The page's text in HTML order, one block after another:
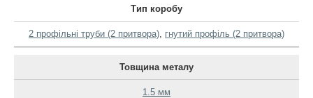
Тип коробу
2 профільні труби (2 притвора) гнутий профіль (2 притвора)
Товщина металу
1.5 мм